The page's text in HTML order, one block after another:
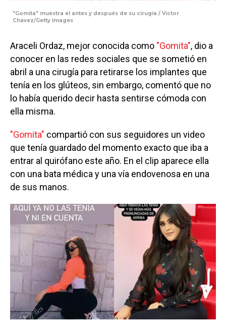
"Gomita" muestra el antes y después de su cirugía / Victor
Chavez/Getty Images
Araceli Ordaz, mejor conocida como "Gomita", dio a
conocer en las redes sociales que se sometió en
abril a una cirugía para retirarse los implantes que
tenía en los glúteos, sin embargo, comentó que no
lo había querido decir hasta sentirse cómoda con
ella misma.
"Gomita" compartió con sus seguidores un video
que tenía guardado del momento exacto que iba a
entrar al quirófano este año. En el clip aparece ella
con una bata médica y una vía endovenosa en una
de sus manos.